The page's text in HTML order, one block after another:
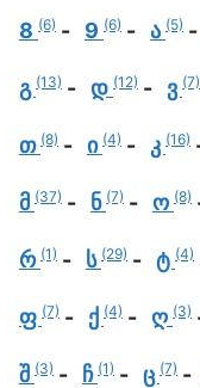
8 (6) 9 (6) ა (5)
გ (13) დ (12) ვ (7)
თ (8) ი (4) კ (16)
მ (37) ნ (7) ო (8)
რ (1) ს (29) ტ (4)
ფ (7) ქ (4) ღ (3)
შ (3) ჩ (1) ც (7)